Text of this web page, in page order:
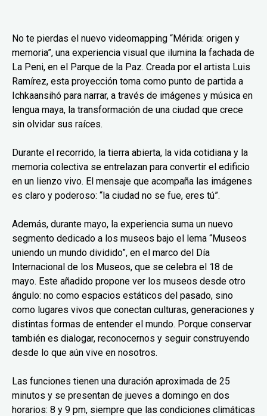
No te pierdas el nuevo videomapping “Mérida: origen y
memoria”, una experiencia visual que ilumina la fachada de
La Peni, en el Parque de la Paz. Creada por el artista Luis
Ramírez, esta proyección toma como punto de partida a
Ichkaansihó para narrar, a través de imágenes y música en
lengua maya, la transformación de una ciudad que crece
sin olvidar sus raíces.
Durante el recorrido, la tierra abierta, la vida cotidiana y la
memoria colectiva se entrelazan para convertir el edificio
en un lienzo vivo. El mensaje que acompaña las imágenes
es claro y poderoso: “la ciudad no se fue, eres tú”.
Además, durante mayo, la experiencia suma un nuevo
segmento dedicado a los museos bajo el lema “Museos
uniendo un mundo dividido”, en el marco del Día
Internacional de los Museos, que se celebra el 18 de
mayo. Este añadido propone ver los museos desde otro
ángulo: no como espacios estáticos del pasado, sino
como lugares vivos que conectan culturas, generaciones y
distintas formas de entender el mundo. Porque conservar
también es dialogar, reconocernos y seguir construyendo
desde lo que aún vive en nosotros.
Las funciones tienen una duración aproximada de 25
minutos y se presentan de jueves a domingo en dos
horarios: 8 y 9 pm, siempre que las condiciones climáticas